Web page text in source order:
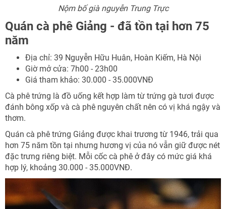
Nộm bố già nguyễn Trung Trực
Quán cà phê Giảng - đã tồn tại hơn 75
năm
Địa chỉ: 39 Nguyễn Hữu Huân, Hoàn Kiếm, Hà Nội
Giờ mở cửa: 7h00 - 23h00
Giá tham khảo: 30.000 - 35.000VNĐ
Cà phê trứng là đồ uống kết hợp làm từ trứng gà tươi được
đánh bông xốp và cà phê nguyên chất nên có vị khá ngậy và
thơm.
Quán cà phê trứng Giảng được khai trương từ 1946, trải qua
hơn 75 năm tồn tại nhưng hương vị của nó vẫn giữ được nét
đặc trưng riêng biệt. Mỗi cốc cà phê ở đây có mức giá khá
hợp lý, khoảng 30.000 - 35.000VNĐ.